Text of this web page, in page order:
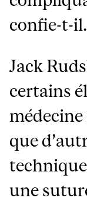
confie-t-il.
Jack
certains
que
une